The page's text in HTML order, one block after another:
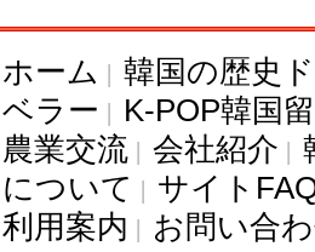
ホーム | 韓国の歴史
ベラー | K-POP韓国
農業交流 | 会社紹介 |
について | サイト
利用案内 | お問い合